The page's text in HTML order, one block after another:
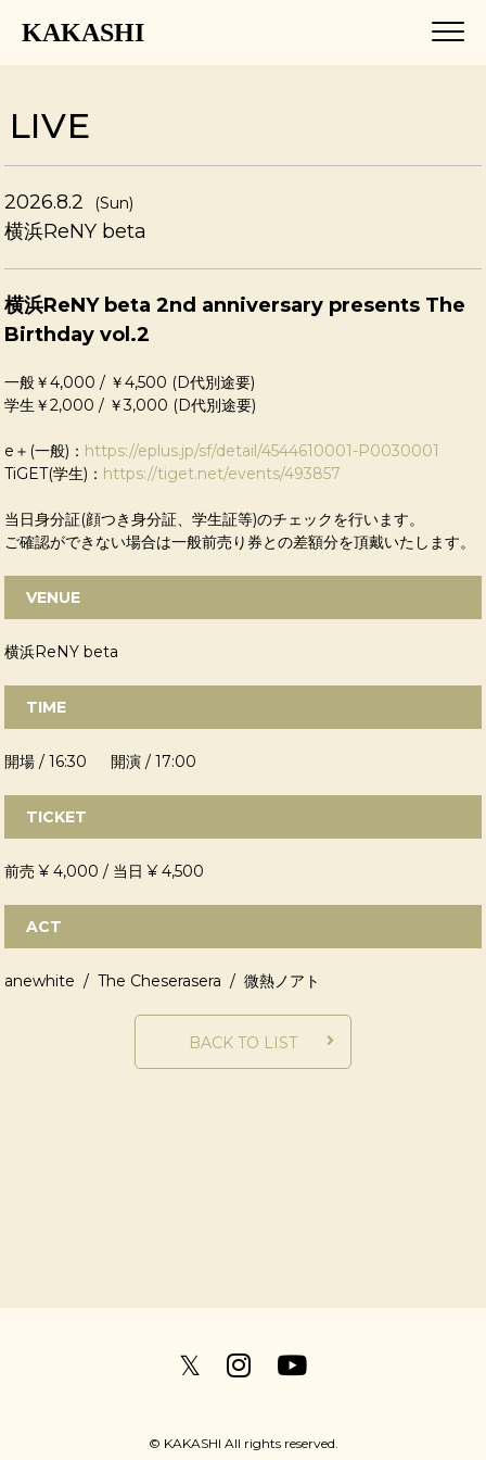
KAKASHI
LIVE
2026.8.2 (Sun)
横浜ReNY beta
横浜ReNY beta 2nd anniversary presents The
Birthday vol.2
一般￥4,000 / ￥4,500 (D代別途要)
学生￥2,000 / ￥3,000 (D代別途要)
e＋(一般)： https://eplus.jp/sf/detail/4544610001-P0030001
TiGET(学生)： https://tiget.net/events/493857
当日身分証(顔つき身分証、学生証等)のチェックを行います。
ご確認ができない場合は一般前売り券との差額分を頂戴いたします。
VENUE
横浜ReNY beta
TIME
開場 / 16:30 開演 / 17:00
TICKET
前売 ¥ 4,000 / 当日 ¥ 4,500
ACT
anewhite / The Cheserasera / 微熱ノアト
BACK TO LIST
𝕏
© KAKASHI All rights reserved.